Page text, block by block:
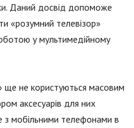
Даний досвід допоможе
«розумний телевізор»
у мультимедійному
ще не користуються масовим
аксесуарів для них
з мобільними телефонами в